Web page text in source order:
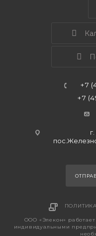
+7
+7
ООО «Элекон»
индивидуальными